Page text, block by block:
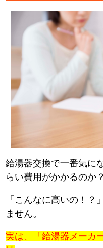
給湯器交換で一番気に
らい費用がかかるのか？
「こんなに高いの！
ません。
実は、「給湯器メーカ